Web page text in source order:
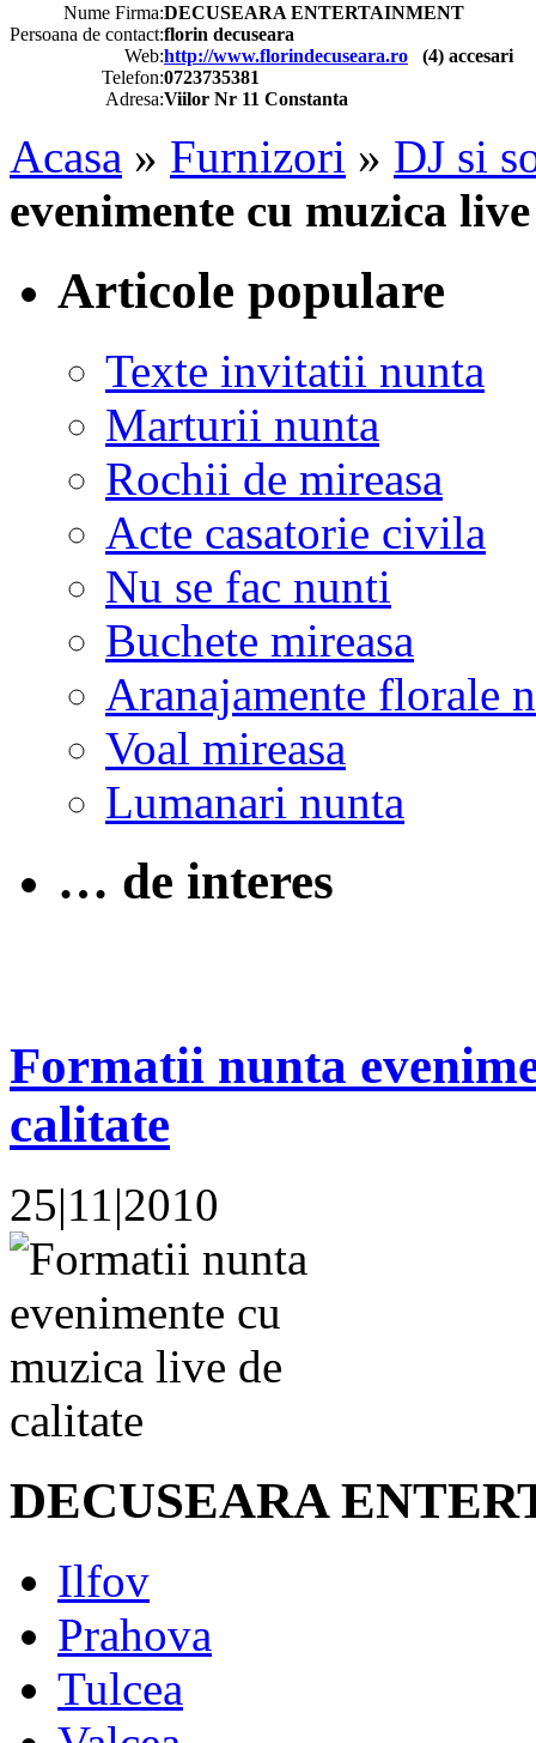
Nume Firma:DECUSEARA ENTERTAINMENT
Persoana de contact:florin decuseara
Web:http://www.florindecuseara.ro (4) accesari
Telefon:0723735381
Adresa:Viilor Nr 11 Constanta
Acasa » Furnizori » DJ si
evenimente cu muzica
Articole populare
Texte invitatii nunta
Marturii nunta
Rochii de mireasa
Acte casatorie civila
Nu se fac nunti
Buchete mireasa
Aranajamente florale
Voal mireasa
Lumanari nunta
… de interes
Formatii nunta
calitate
25|11|2010
DECUSEARA
Ilfov
Prahova
Tulcea